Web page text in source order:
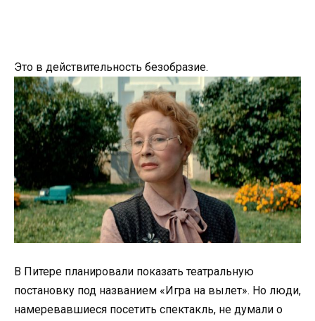
Это в действительность безобразие.
В Питере планировали показать театральную
постановку под названием «Игра на вылет». Но люди,
намеревавшиеся посетить спектакль, не думали о